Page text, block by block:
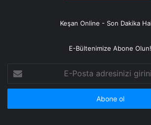
Keşan Online - Son Dakika
E-Bültenimize Abone Olun!
Posta
adresinizi